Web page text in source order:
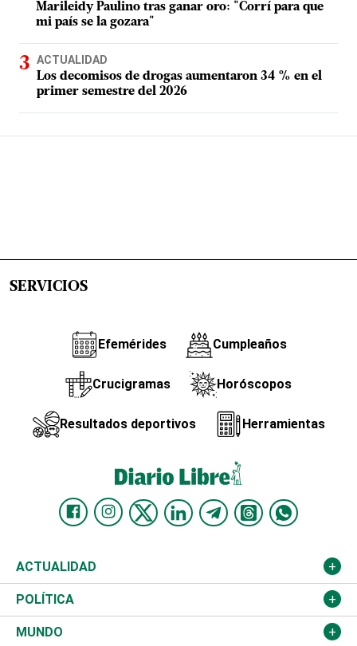
Marileidy Paulino tras ganar oro: "Corrí para que
mi país se la gozara"
ACTUALIDAD
Los decomisos de drogas aumentaron 34 % en el
primer semestre del 2026
SERVICIOS
Efemérides Cumpleaños
Crucigramas Horóscopos
Resultados deportivos Herramientas
ACTUALIDAD
Nacional
Ciudad
POLÍTICA
Partidos
MUNDO